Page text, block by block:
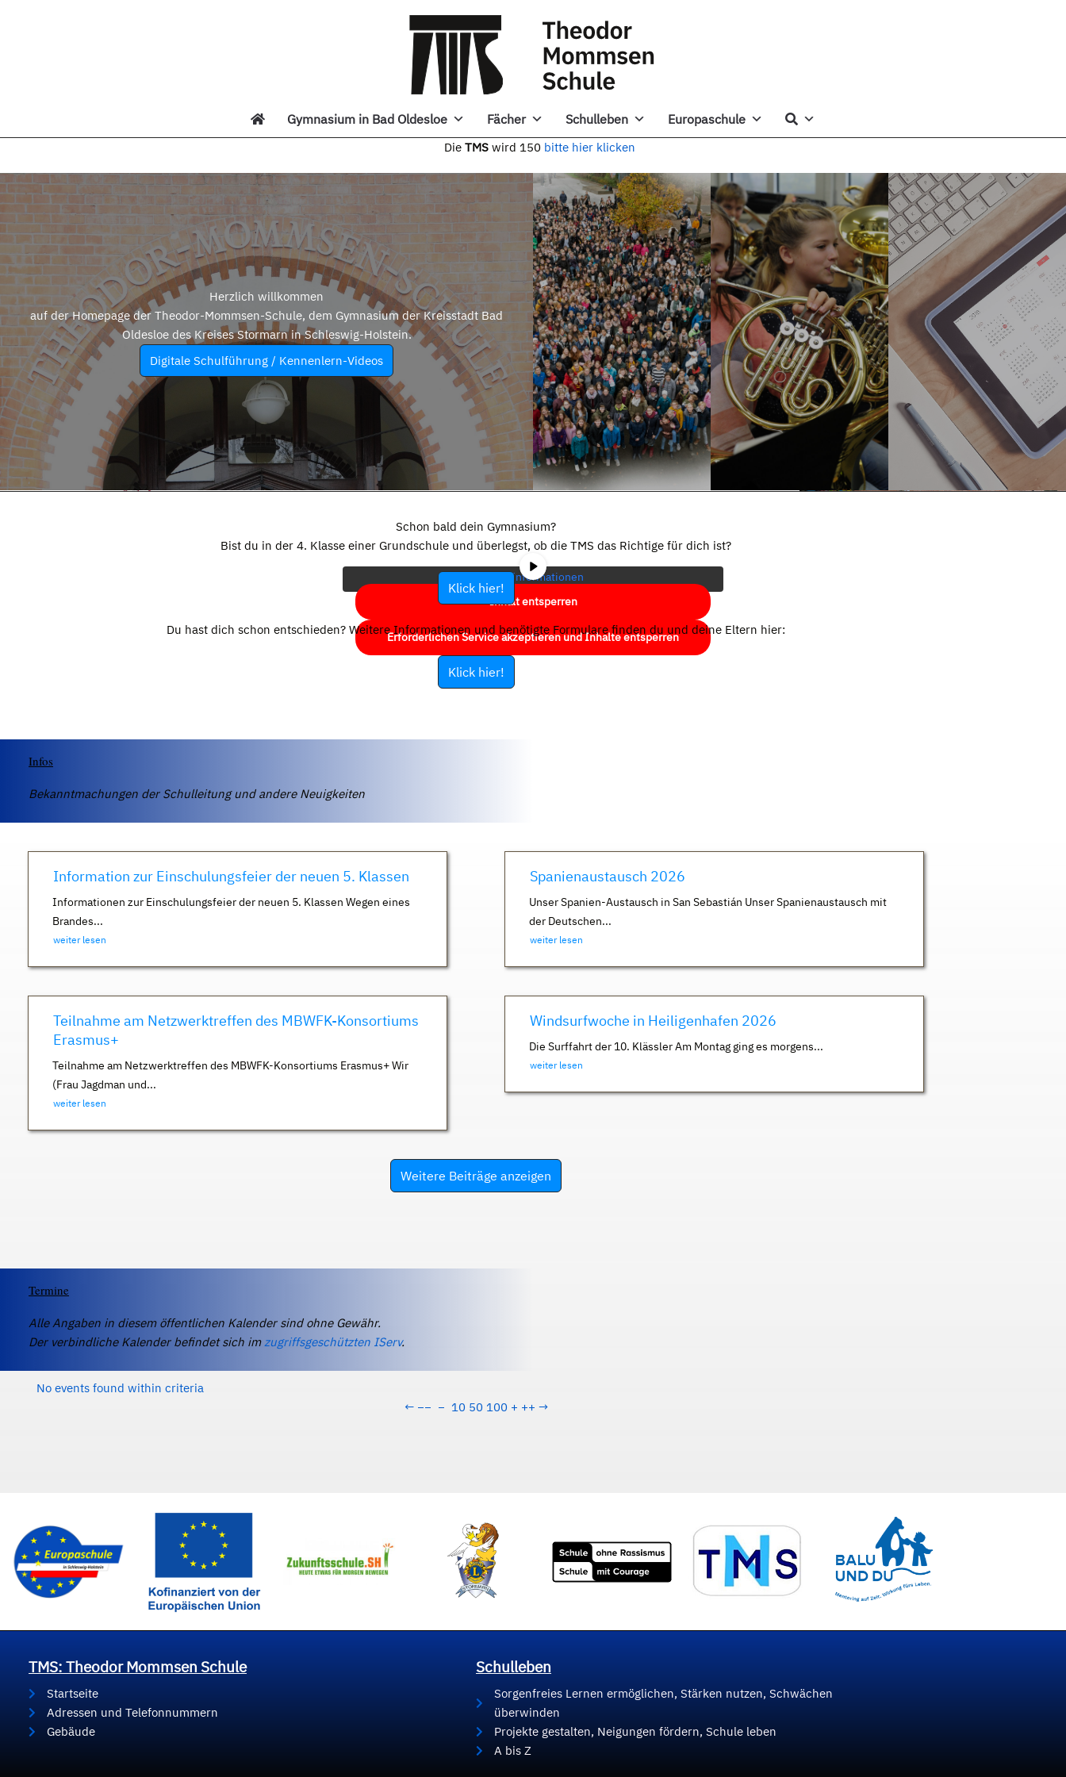
Gymnasium in Bad Oldesloe Fächer Schulleben Europaschule
Die TMS wird 150 bitte hier klicken
Herzlich willkommen
auf der Homepage der Theodor-Mommsen-Schule, dem Gymnasium der Kreisstadt Bad
Oldesloe des Kreises Stormarn in Schleswig-Holstein.
Digitale Schulführung / Kennenlern-Videos
eigentlichen Inhalt zuzugreifen, klicken Sie auf die Schaltfläche unten.
Bitte beachten Sie, dass dabei Daten an Drittanbieter weitergegeben
werden.
Mehr Informationen
Inhalt entsperren
Erforderlichen Service akzeptieren und Inhalte entsperren
Schon bald dein Gymnasium?
Bist du in der 4. Klasse einer Grundschule und überlegst, ob die TMS das Richtige für dich ist?
Klick hier!
Du hast dich schon entschieden? Weitere Informationen und benötigte Formulare finden du und deine Eltern hier:
Klick hier!
Infos
Bekanntmachungen der Schulleitung und andere Neuigkeiten
Information zur Einschulungsfeier der neuen 5. Klassen
Informationen zur Einschulungsfeier der neuen 5. Klassen Wegen eines
Brandes...
weiter lesen
Spanienaustausch 2026
Unser Spanien-Austausch in San Sebastián Unser Spanienaustausch mit
der Deutschen...
weiter lesen
Teilnahme am Netzwerktreffen des MBWFK-Konsortiums
Erasmus+
Teilnahme am Netzwerktreffen des MBWFK-Konsortiums Erasmus+ Wir
(Frau Jagdman und...
weiter lesen
Windsurfwoche in Heiligenhafen 2026
Die Surffahrt der 10. Klässler Am Montag ging es morgens...
weiter lesen
Weitere Beiträge anzeigen
Termine
Alle Angaben in diesem öffentlichen Kalender sind ohne Gewähr.
Der verbindliche Kalender befindet sich imzugriffsgeschützten IServ.
No events found within criteria
← −− − 10 50 100 + ++ →
TMS: Theodor Mommsen Schule
Startseite
Adressen und Telefonnummern
Gebäude
Schulleben
Sorgenfreies Lernen ermöglichen, Stärken nutzen, Schwächen
überwinden
Projekte gestalten, Neigungen fördern, Schule leben
A bis Z